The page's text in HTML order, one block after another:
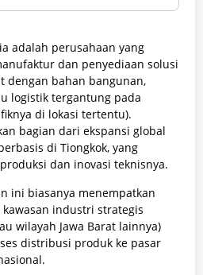
adalah perusahaan yang
dan penyediaan solusi
dengan bahan bangunan,
logistik tergantung pada
di lokasi tertentu).
bagian dari ekspansi global
di Tiongkok, yang
dan inovasi teknisnya.
ini biasanya menempatkan
industri strategis
wilayah Jawa Barat lainnya)
distribusi produk ke pasar